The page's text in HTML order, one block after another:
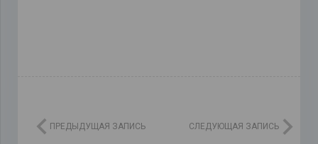
ПРЕДЫДУЩАЯ ЗАПИСЬ СЛЕДУЮЩАЯ ЗАПИСЬ